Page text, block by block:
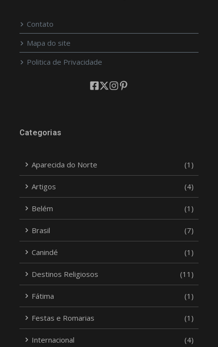
Contato
Mapa do site
Politica de Privacidade
Categorias
Aparecida do Norte (1)
Artigos (4)
Belém (1)
Brasil (7)
Canindé (1)
Destinos Religiosos (11)
Fátima (1)
Festas e Romarias (1)
Internacional (4)